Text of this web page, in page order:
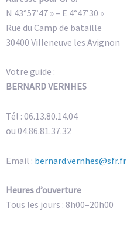
N 43°57’47 » – E 4°47’30 »
Rue du Camp de bataille
30400 Villeneuve les Avignon
Votre guide :
BERNARD VERNHES
Tél : 06.13.80.14.04
ou 04.86.81.37.32
Email : bernard.vernhes@sfr.fr
Heures d’ouverture
Tous les jours : 8h00–20h00